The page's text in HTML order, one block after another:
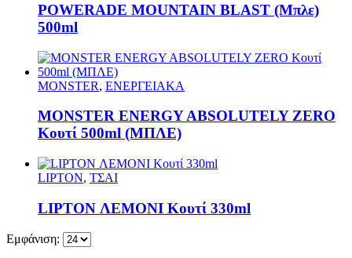
POWERADE MOUNTAIN BLAST (Μπλε)
500ml
MONSTER, ΕΝΕΡΓΕΙΑΚΑ
MONSTER ENERGY ABSOLUTELY ZERO
Κουτί 500ml (ΜΠΛΕ)
LIPTON, ΤΣΑΙ
LIPTON ΛΕΜΟΝΙ Κουτί 330ml
Εμφάνιση: